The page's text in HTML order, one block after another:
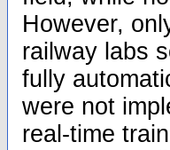
However,
railway labs
fully
were not
real-time